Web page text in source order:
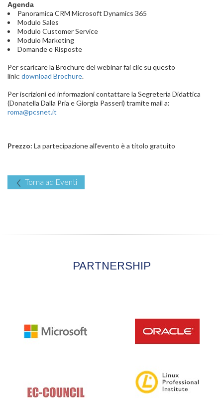
Agenda
Panoramica CRM Microsoft Dynamics 365
Modulo Sales
Modulo Customer Service
Modulo Marketing
Domande e Risposte
Per scaricare la Brochure del webinar fai clic su questo
link: download Brochure.
Per iscrizioni ed informazioni contattare la Segreteria Didattica
(Donatella Dalla Pria e Giorgia Passeri) tramite mail a:
roma@pcsnet.it
Prezzo: La partecipazione all'evento è a titolo gratuito
Torna ad Eventi
PARTNERSHIP